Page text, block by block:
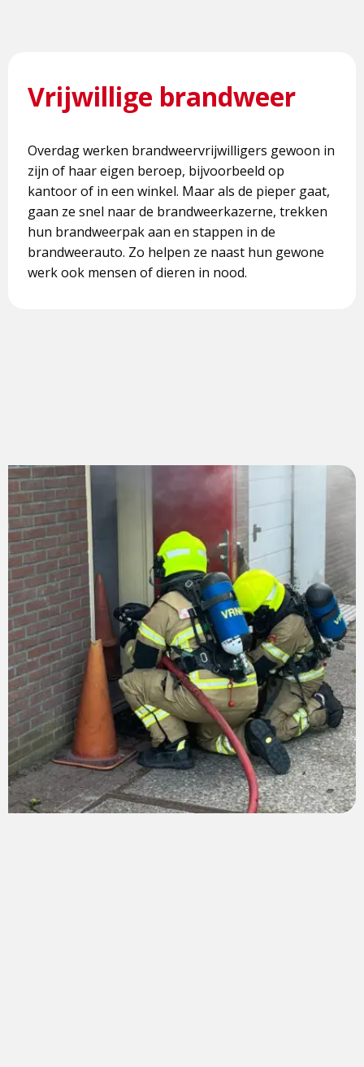
Vrijwillige brandweer
Overdag werken brandweervrijwilligers gewoon in
zijn of haar eigen beroep, bijvoorbeeld op
kantoor of in een winkel. Maar als de pieper gaat,
gaan ze snel naar de brandweerkazerne, trekken
hun brandweerpak aan en stappen in de
brandweerauto. Zo helpen ze naast hun gewone
werk ook mensen of dieren in nood.